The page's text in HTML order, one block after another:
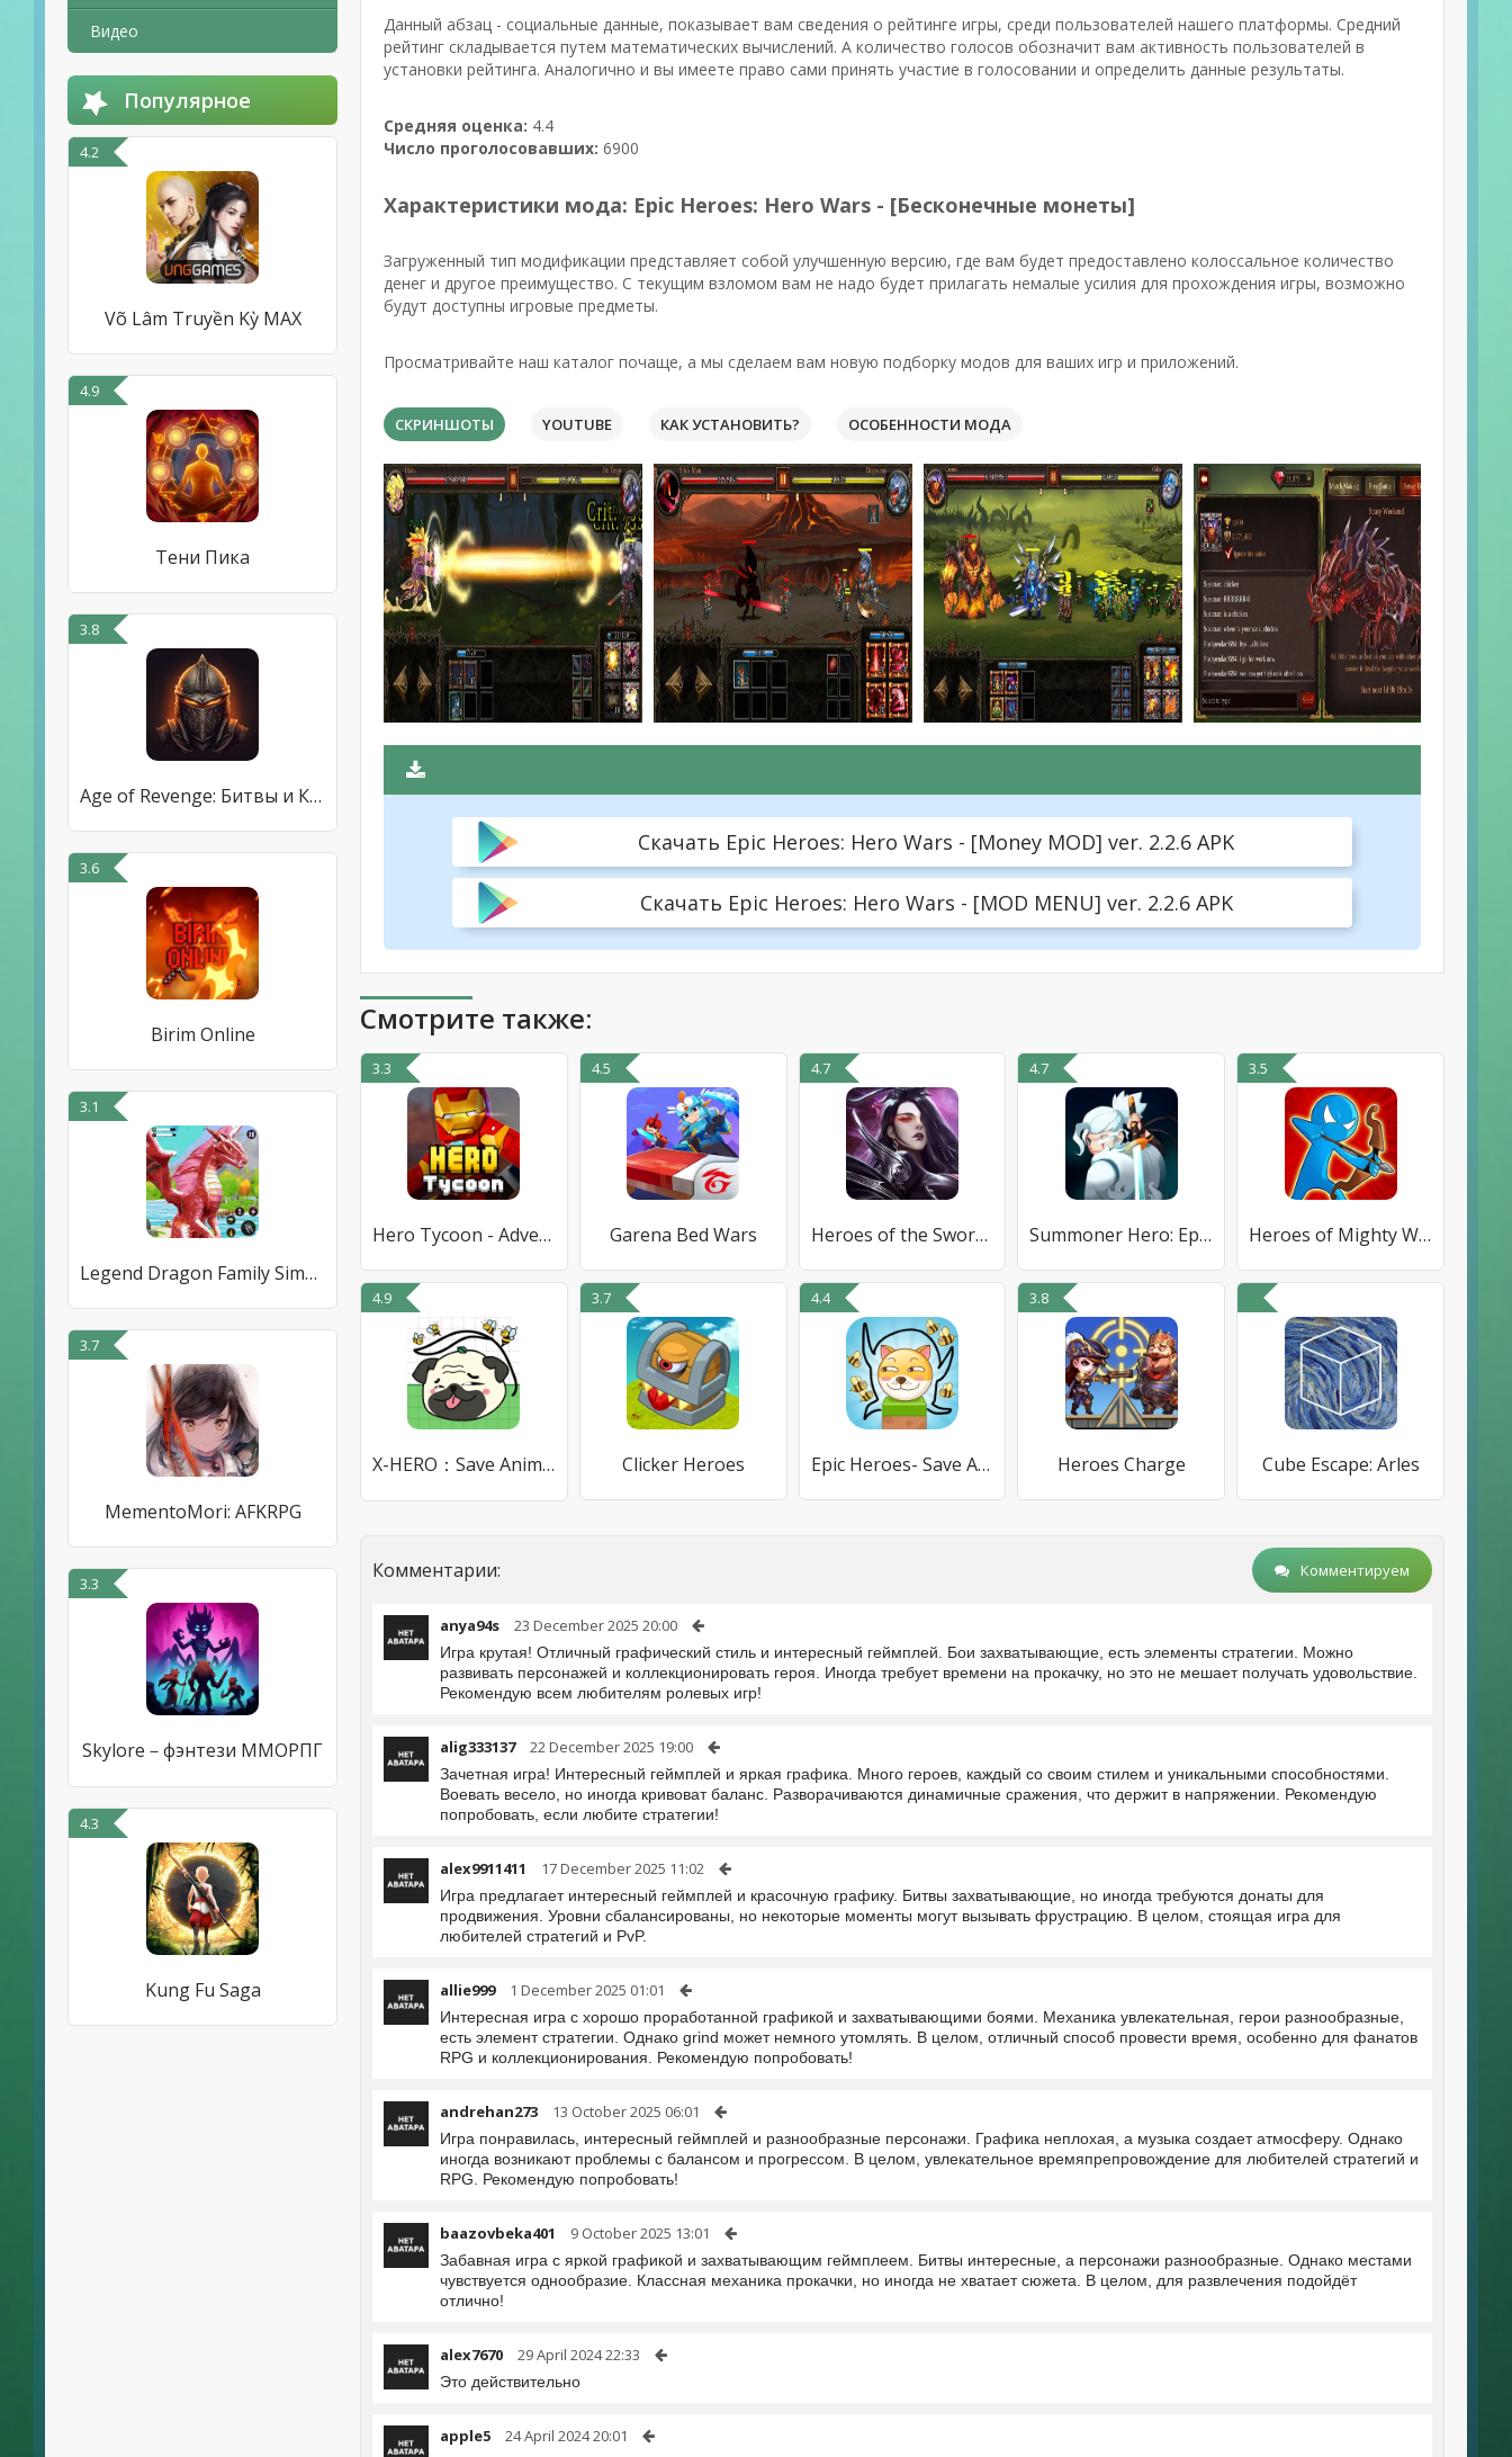
Видео
Популярное
4.2
Võ Lâm Truyền Kỳ MAX
4.9
Тени Пика
3.8
Age of Revenge: Битвы и Кланы
3.6
Birim Online
3.1
Legend Dragon Family Simulator
3.7
MementoMori: AFKRPG
3.3
Skylore－фэнтези ММОРПГ
4.3
Kung Fu Saga
Данный абзац - социальные данные, показывает вам сведения о рейтинге игры, среди пользователей нашего платформы. Средний
рейтинг складывается путем математических вычислений. А количество голосов обозначит вам активность пользователей в
установки рейтинга. Аналогично и вы имеете право сами принять участие в голосовании и определить данные результаты.
Средняя оценка: 4.4
Число проголосовавших: 6900
Характеристики мода: Epic Heroes: Hero Wars - [Бесконечные монеты]
Загруженный тип модификации представляет собой улучшенную версию, где вам будет предоставлено колоссальное количество
денег и другое преимущество. С текущим взломом вам не надо будет прилагать немалые усилия для прохождения игры, возможно
будут доступны игровые предметы.
Просматривайте наш каталог почаще, а мы сделаем вам новую подборку модов для ваших игр и приложений.
СКРИНШОТЫ YOUTUBE КАК УСТАНОВИТЬ? ОСОБЕННОСТИ МОДА
Скачать Epic Heroes: Hero Wars - [Money MOD] ver. 2.2.6 APK
Скачать Epic Heroes: Hero Wars - [MOD MENU] ver. 2.2.6 APK
Смотрите также:
3.3
Hero Tycoon - Adventures
4.5
Garena Bed Wars
4.7
Heroes of the Sword - ММОРПГ
4.7
Summoner Hero: Epic Battle
3.5
Heroes of Mighty Wars
4.9
X-HERO：Save Animals
3.7
Clicker Heroes
4.4
Epic Heroes- Save Animals
3.8
Heroes Charge Cube Escape: Arles
Комментарии: Комментируем
anya94s 23 December 2025 20:00
Игра крутая! Отличный графический стиль и интересный геймплей. Бои захватывающие, есть элементы стратегии. Можно
развивать персонажей и коллекционировать героя. Иногда требует времени на прокачку, но это не мешает получать удовольствие.
Рекомендую всем любителям ролевых игр!
alig333137 22 December 2025 19:00
Зачетная игра! Интересный геймплей и яркая графика. Много героев, каждый со своим стилем и уникальными способностями.
Воевать весело, но иногда кривоват баланс. Разворачиваются динамичные сражения, что держит в напряжении. Рекомендую
попробовать, если любите стратегии!
alex9911411 17 December 2025 11:02
Игра предлагает интересный геймплей и красочную графику. Битвы захватывающие, но иногда требуются донаты для
продвижения. Уровни сбалансированы, но некоторые моменты могут вызывать фрустрацию. В целом, стоящая игра для
любителей стратегий и PvP.
allie999 1 December 2025 01:01
Интересная игра с хорошо проработанной графикой и захватывающими боями. Механика увлекательная, герои разнообразные,
есть элемент стратегии. Однако grind может немного утомлять. В целом, отличный способ провести время, особенно для фанатов
RPG и коллекционирования. Рекомендую попробовать!
andrehan273 13 October 2025 06:01
Игра понравилась, интересный геймплей и разнообразные персонажи. Графика неплохая, а музыка создает атмосферу. Однако
иногда возникают проблемы с балансом и прогрессом. В целом, увлекательное времяпрепровождение для любителей стратегий и
RPG. Рекомендую попробовать!
baazovbeka401 9 October 2025 13:01
Забавная игра с яркой графикой и захватывающим геймплеем. Битвы интересные, а персонажи разнообразные. Однако местами
чувствуется однообразие. Классная механика прокачки, но иногда не хватает сюжета. В целом, для развлечения подойдёт
отлично!
alex7670 29 April 2024 22:33
Это действительно
apple5 24 April 2024 20:01